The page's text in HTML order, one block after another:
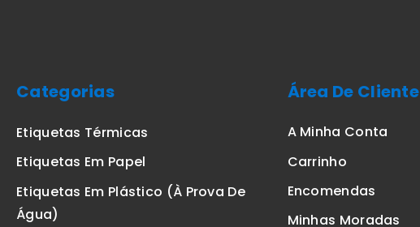
Categorias
Etiquetas Térmicas
Etiquetas Em Papel
Etiquetas Em Plástico (à Prova De
Água)
Área De Cliente
A Minha Conta
Carrinho
Encomendas
Minhas Moradas